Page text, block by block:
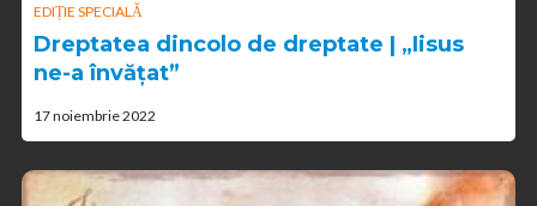
EDIȚIE SPECIALĂ
Dreptatea dincolo de dreptate | „Iisus
ne-a învățat”
17 noiembrie 2022